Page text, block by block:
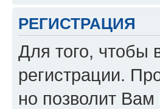
РЕГИСТРАЦИЯ
Для того, чтобы
регистрации.
но позволит